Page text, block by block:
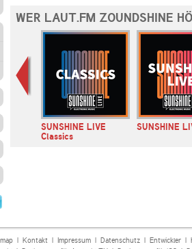
WER LAUT.FM ZOUNDSHINE
SUNSHINE LIVE
Classics
SUNSHINE
| Kontakt| Impressum| Datenschutz| Entwickler|